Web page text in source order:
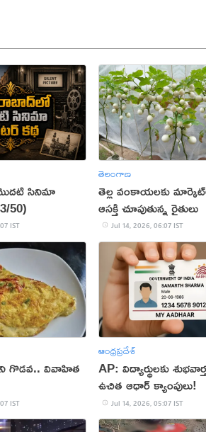
సినిమా
50)
IST
తెలంగాణ
తెల్ల వంకాయలకు
ఆసక్తి చూపుతున్న రైతులు
Jul 14, 2026, 06:07 IST
గొడవ.. వివాహిత
IST
ఆంధ్రప్రదేశ్
AP: విద్యార్థులకు
ఉచిత ఆధార్ క్యాంపులు!
Jul 14, 2026, 05:07 IST